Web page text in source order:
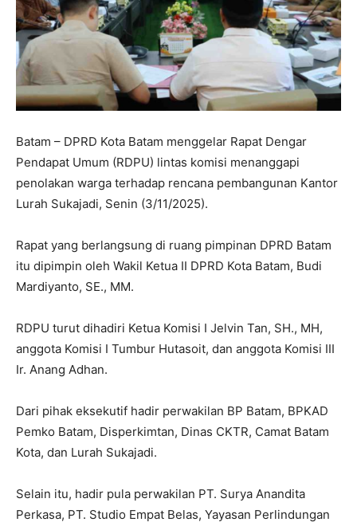
Batam – DPRD Kota Batam menggelar Rapat Dengar
Pendapat Umum (RDPU) lintas komisi menanggapi
penolakan warga terhadap rencana pembangunan Kantor
Lurah Sukajadi, Senin (3/11/2025).
Rapat yang berlangsung di ruang pimpinan DPRD Batam
itu dipimpin oleh Wakil Ketua II DPRD Kota Batam, Budi
Mardiyanto, SE., MM.
RDPU turut dihadiri Ketua Komisi I Jelvin Tan, SH., MH,
anggota Komisi I Tumbur Hutasoit, dan anggota Komisi III
Ir. Anang Adhan.
Dari pihak eksekutif hadir perwakilan BP Batam, BPKAD
Pemko Batam, Disperkimtan, Dinas CKTR, Camat Batam
Kota, dan Lurah Sukajadi.
Selain itu, hadir pula perwakilan PT. Surya Anandita
Perkasa, PT. Studio Empat Belas, Yayasan Perlindungan